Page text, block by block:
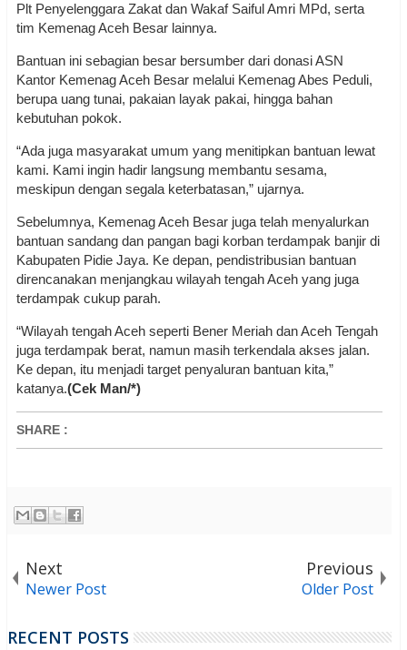
Plt Penyelenggara Zakat dan Wakaf Saiful Amri MPd, serta
tim Kemenag Aceh Besar lainnya.
Bantuan ini sebagian besar bersumber dari donasi ASN
Kantor Kemenag Aceh Besar melalui Kemenag Abes Peduli,
berupa uang tunai, pakaian layak pakai, hingga bahan
kebutuhan pokok.
“Ada juga masyarakat umum yang menitipkan bantuan lewat
kami. Kami ingin hadir langsung membantu sesama,
meskipun dengan segala keterbatasan,” ujarnya.
Sebelumnya, Kemenag Aceh Besar juga telah menyalurkan
bantuan sandang dan pangan bagi korban terdampak banjir di
Kabupaten Pidie Jaya. Ke depan, pendistribusian bantuan
direncanakan menjangkau wilayah tengah Aceh yang juga
terdampak cukup parah.
“Wilayah tengah Aceh seperti Bener Meriah dan Aceh Tengah
juga terdampak berat, namun masih terkendala akses jalan.
Ke depan, itu menjadi target penyaluran bantuan kita,”
katanya.(Cek Man/*)
SHARE :
Next
Newer Post
Previous
Older Post
RECENT POSTS